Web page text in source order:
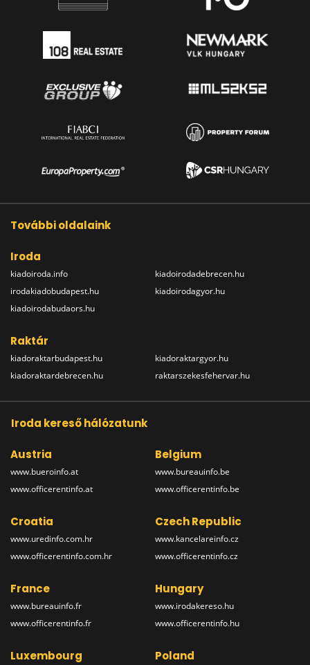
További oldalaink
Iroda
kiadoiroda.info
irodakiadobudapest.hu
kiadoirodabudaors.hu
kiadoirodadebrecen.hu
kiadoirodagyor.hu
Raktár
kiadoraktarbudapest.hu
kiadoraktardebrecen.hu
kiadoraktargyor.hu
raktarszekesfehervar.hu
Iroda kereső hálózatunk
Austria
www.bueroinfo.at
www.officerentinfo.at
Belgium
www.bureauinfo.be
www.officerentinfo.be
Croatia
www.uredinfo.com.hr
www.officerentinfo.com.hr
Czech Republic
www.kancelareinfo.cz
www.officerentinfo.cz
France
www.bureauinfo.fr
www.officerentinfo.fr
Hungary
www.irodakereso.hu
www.officerentinfo.hu
Luxembourg Poland